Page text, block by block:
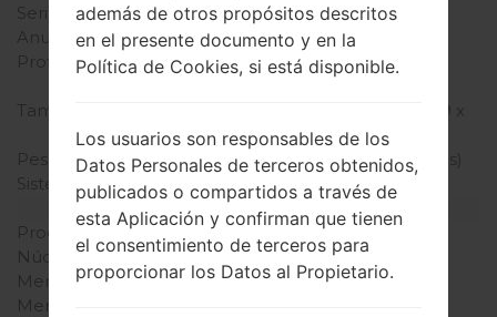
Serie
LG Others
Anunciado
2008
Profundidad
17.4 milímetros (0.66
Tamaño (dimensiones)
99 x 48 milímetros (3.89 x
1.88 pulgadas)
Peso
99.71 gramos (3.49 onzas)
Sistema de operación
-
Hardware
Procesador
-
Núcleos de UCP
-
Memoria RAM
-
Memoria interna
además de otros propósitos descritos
en el presente documento y en la
Política de Cookies, si está disponible.
Los usuarios son responsables de los
Datos Personales de terceros obtenidos,
publicados o compartidos a través de
esta Aplicación y confirman que tienen
el consentimiento de terceros para
proporcionar los Datos al Propietario.